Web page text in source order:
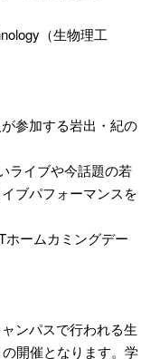
（生物理工
参加する岩出・紀の
ライブや今話題の若
ブパフォーマンスを
ームカミングデー
ンパスで行われる生
開催となります。学